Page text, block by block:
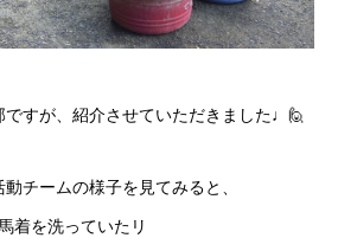
ですが、紹介させていただきました♩🙋
チームの様子を見てみると、
着を洗っていたリ